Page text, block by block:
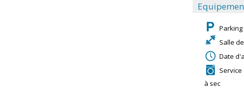
Parking
Salle
Date
à sec